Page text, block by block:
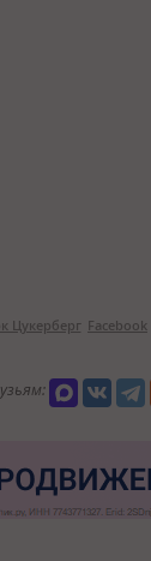
Цукерберг Facebook